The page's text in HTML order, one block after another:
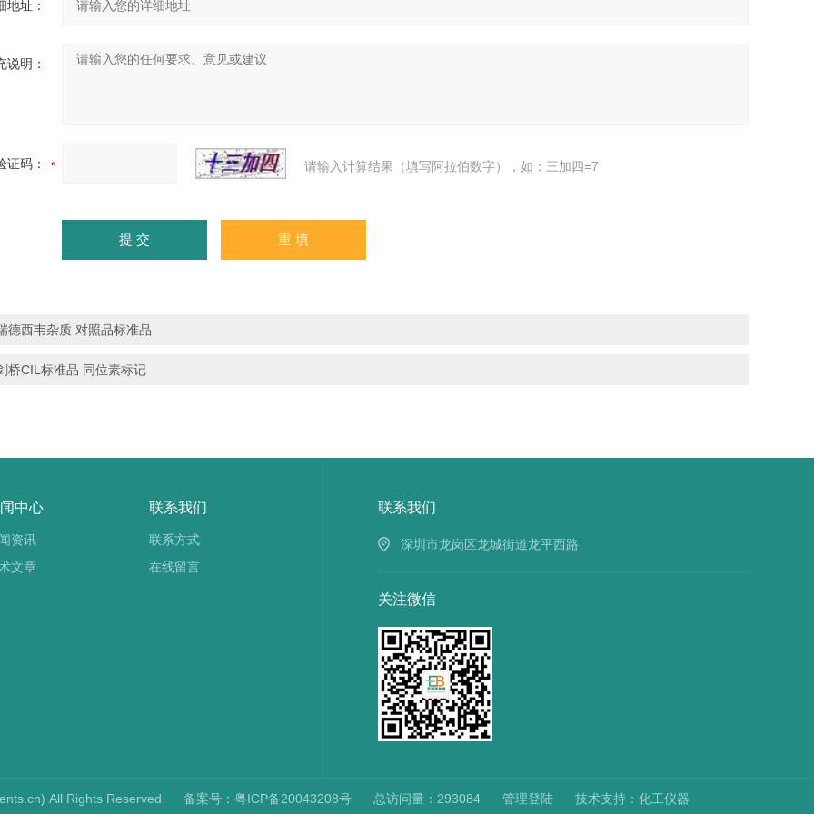
地址：
说明：
证码： 请输入计算结果（填写阿拉伯数字），如：三加四=7
德西韦杂质 对照品标准品
桥CIL标准品 同位素标记
中心
资讯
文章
联系我们
联系方式
在线留言
联系我们
深圳市龙岗区龙城街道龙平西路
关注微信
All Rights Reserved 备案号：粤ICP备20043208号 总访问量：293084 管理登陆 技术支持： 化工仪器